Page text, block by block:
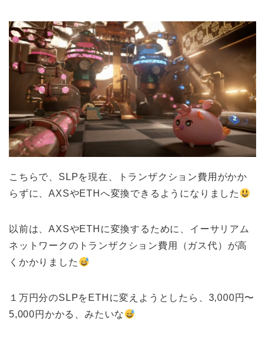
こちらで、SLPを現在、トランザクション費用がかか
らずに、AXSやETHへ変換できるようになりました
以前は、AXSやETHに変換するために、イーサリアム
ネットワークのトランザクション費用（ガス代）が高
くかかりました
１万円分のSLPをETHに変えようとしたら、3,000円〜
5,000円かかる、みたいな